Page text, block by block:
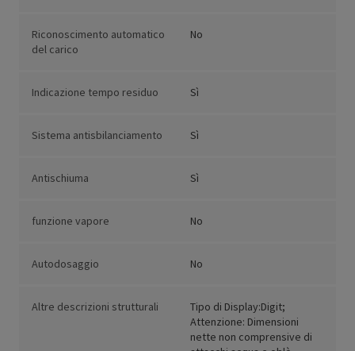
Riconoscimento automatico
del carico
No
Indicazione tempo residuo Sì
Sistema antisbilanciamento Sì
Antischiuma Sì
funzione vapore No
Autodosaggio No
Altre descrizioni strutturali
Tipo di Display:Digit;
Attenzione: Dimensioni
nette non comprensive di